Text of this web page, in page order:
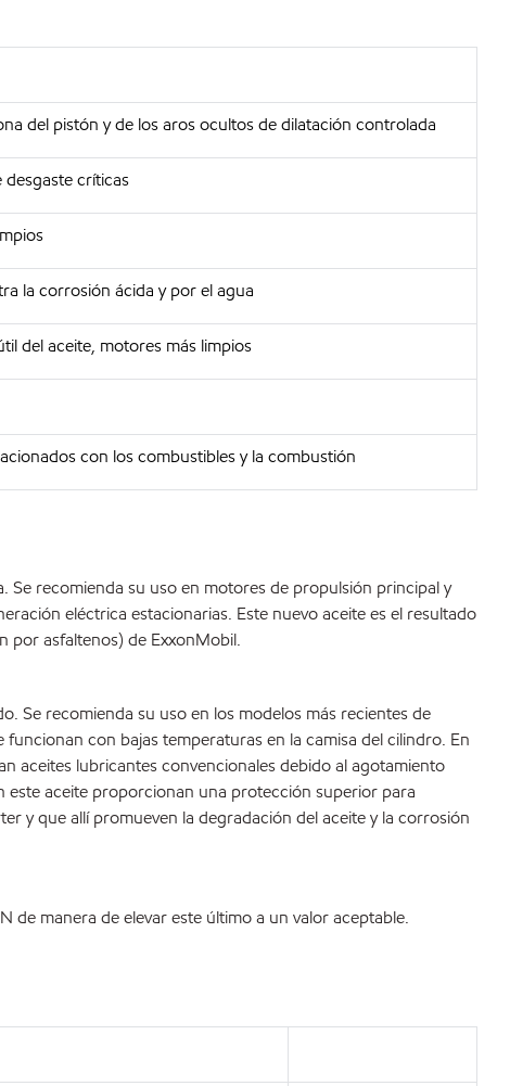
del pistón y de los aros ocultos de dilatación controlada
desgaste críticas
la corrosión ácida y por el agua
del aceite, motores más limpios
con los combustibles y la combustión
Se recomienda su uso en motores de propulsión principal y
eléctrica estacionarias. Este nuevo aceite es el resultado
por asfaltenos) de ExxonMobil.
Se recomienda su uso en los modelos más recientes de
con bajas temperaturas en la camisa del cilindro. En
aceites lubricantes convencionales debido al agotamiento
este aceite proporcionan una protección superior para
y que allí promueven la degradación del aceite y la corrosión
manera de elevar este último a un valor aceptable.